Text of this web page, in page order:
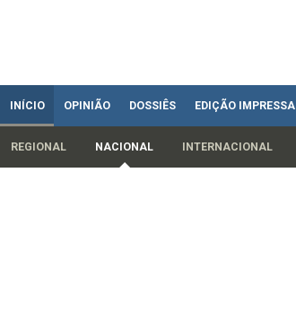
INÍCIO OPINIÃO DOSSIÊS EDIÇÃO IMPRESSA
REGIONAL NACIONAL INTERNACIONAL